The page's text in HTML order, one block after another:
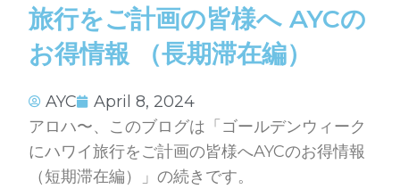
旅行をご計画の皆様へ AYCの
お得情報 （長期滞在編）
AYC
April 8, 2024
アロハ〜、このブログは「ゴールデンウィーク
にハワイ旅行をご計画の皆様へAYCのお得情報
（短期滞在編）」の続きです。